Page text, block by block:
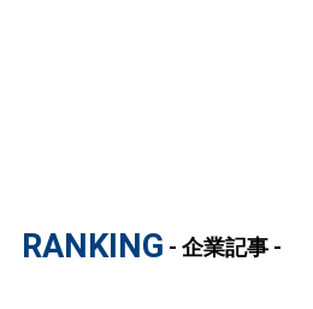
RANKING - 企業記事 -